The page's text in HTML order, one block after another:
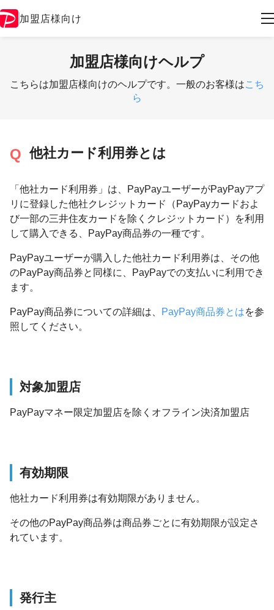
加盟店様向け
加盟店様向けヘルプ
こちらは加盟店様向けのヘルプです。一般のお客様はこち
ら
他社カード利用券とは
「他社カード利用券」は、PayPayユーザーがPayPayアプ
リに登録した他社クレジットカード（PayPayカードおよ
び一部の三井住友カードを除くクレジットカード）を利用
して購入できる、PayPay商品券の一種です。
PayPayユーザーが購入した他社カード利用券は、その他
のPayPay商品券と同様に、PayPayでの支払いに利用でき
ます。
PayPay商品券についての詳細は、 PayPay商品券とはを参
照してください。
対象加盟店
PayPayマネー限定加盟店を除くオフライン決済加盟店
有効期限
他社カード利用券は有効期限がありません。
その他のPayPay商品券は商品券ごとに有効期限が設定さ
れています。
発行主